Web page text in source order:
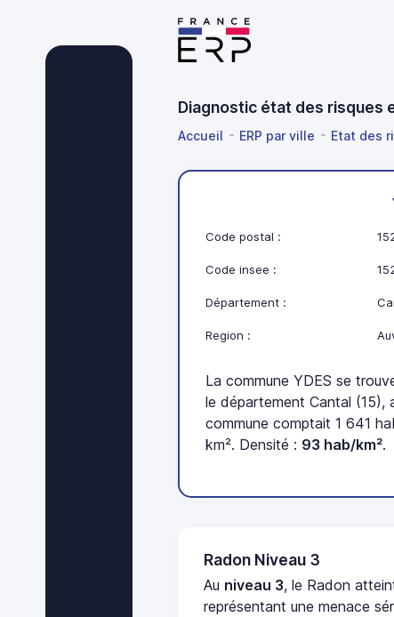
Diagnostic état des risques
Accueil ERP par ville Etat des
Code postal :
Code insee :
Département :
Region :
La commune YDES se
le département Cantal (15),
commune comptait 1 641
km². Densité : 93 hab/km².
Radon Niveau 3
Au niveau 3, le Radon
représentant une menace